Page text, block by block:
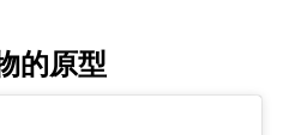
的原型